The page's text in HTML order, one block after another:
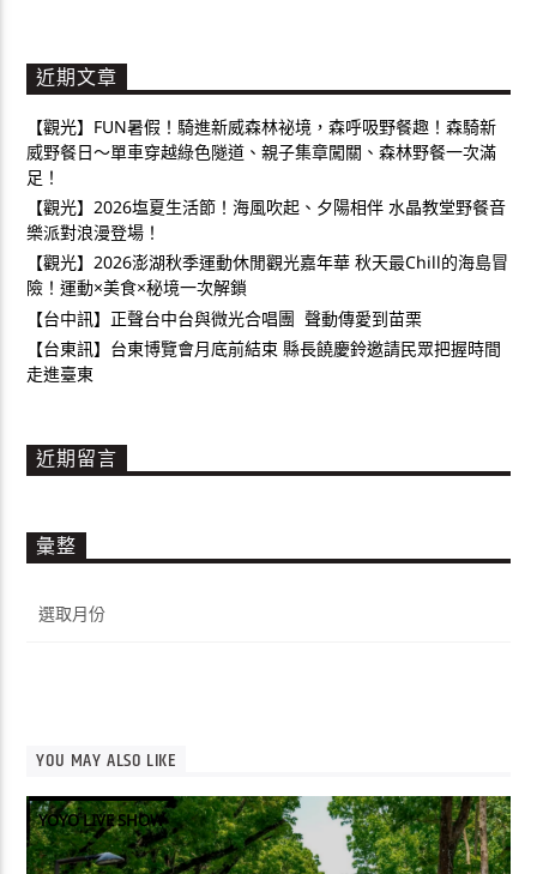
近期文章
【觀光】FUN暑假！騎進新威森林祕境，森呼吸野餐趣！森騎新
威野餐日～單車穿越綠色隧道、親子集章闖關、森林野餐一次滿
足！
【觀光】2026塩夏生活節！海風吹起、夕陽相伴 水晶教堂野餐音
樂派對浪漫登場！
【觀光】2026澎湖秋季運動休閒觀光嘉年華 秋天最Chill的海島冒
險！運動×美食×秘境一次解鎖
【台中訊】正聲台中台與微光合唱團 聲動傳愛到苗栗
【台東訊】台東博覽會月底前結束 縣長饒慶鈴邀請民眾把握時間
走進臺東
近期留言
彙整
整
YOU MAY ALSO LIKE
YOYO LIVE SHOW